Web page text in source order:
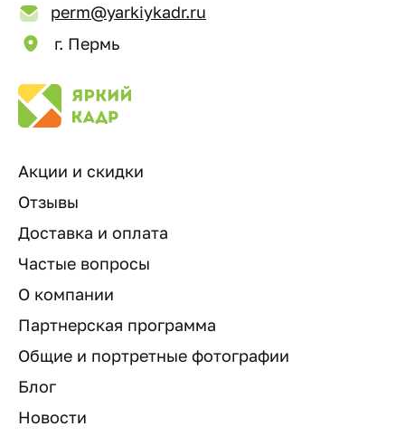
perm@yarkiykadr.ru
г. Пермь
Акции и скидки
Отзывы
Доставка и оплата
Частые вопросы
О компании
Партнерская программа
Общие и портретные фотографии
Блог
Новости